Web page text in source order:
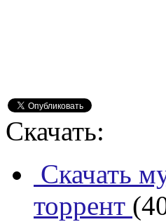
Скачать:
Скачать
торрент